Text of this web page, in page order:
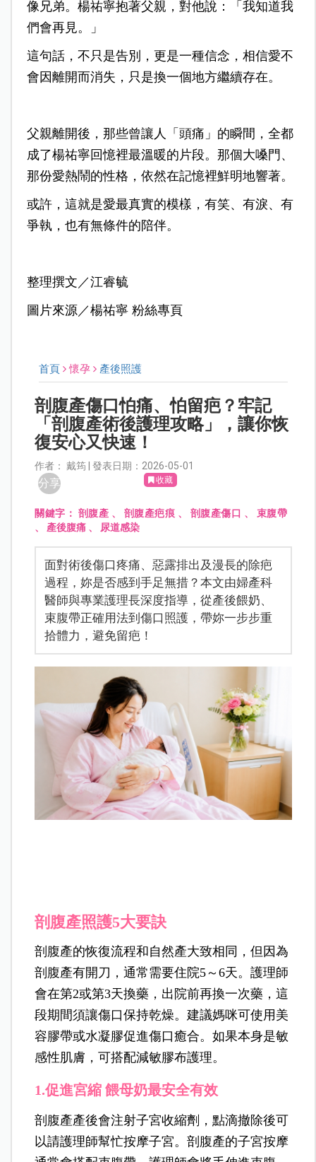
像兄弟。楊祐寧抱著父親，對他說：「我知道我
們會再見。」
這句話，不只是告別，更是一種信念，相信愛不
會因離開而消失，只是換一個地方繼續存在。
父親離開後，那些曾讓人「頭痛」的瞬間，全都
成了楊祐寧回憶裡最溫暖的片段。那個大嗓門、
那份愛熱鬧的性格，依然在記憶裡鮮明地響著。
或許，這就是愛最真實的模樣，有笑、有淚、有
爭執，也有無條件的陪伴。
整理撰文／江睿毓
圖片來源／楊祐寧 粉絲專頁
首頁 懷孕 產後照護
剖腹產傷口怕痛、怕留疤？牢記
「剖腹產術後護理攻略」，讓你恢
復安心又快速！
作者： 戴筠 | 發表日期：2026-05-01
分享 收藏
關鍵字： 剖腹產 、 剖腹產疤痕 、 剖腹產傷口 、 束腹帶
、 產後腹痛 、 尿道感染
面對術後傷口疼痛、惡露排出及漫長的除疤
過程，妳是否感到手足無措？本文由婦產科
醫師與專業護理長深度指導，從產後餵奶、
束腹帶正確用法到傷口照護，帶妳一步步重
拾體力，避免留疤！
剖腹產照護5大要訣
剖腹產的恢復流程和自然產大致相同，但因為
剖腹產有開刀，通常需要住院5～6天。護理師
會在第2或第3天換藥，出院前再換一次藥，這
段期間須讓傷口保持乾燥。建議媽咪可使用美
容膠帶或水凝膠促進傷口癒合。如果本身是敏
感性肌膚，可搭配減敏膠布護理。
1.促進宮縮餵母奶最安全有效
剖腹產產後會注射子宮收縮劑，點滴撤除後可
以請護理師幫忙按摩子宮。剖腹產的子宮按摩